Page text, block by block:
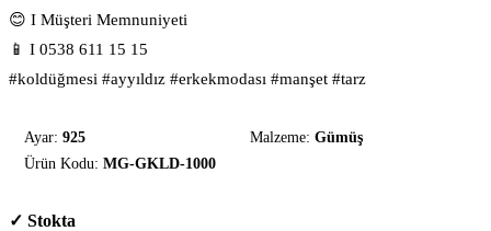
😊 I Müşteri Memnuniyeti
📱 I 0538 611 15 15
#koldüğmesi #ayyıldız #erkekmodası #manşet #tarz
Ayar: 925 Malzeme: Gümüş
Ürün Kodu: MG-GKLD-1000
✓ Stokta